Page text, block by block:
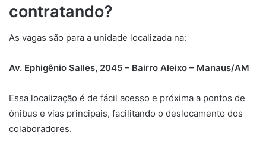
contratando?
As vagas são para a unidade localizada na:
Av. Ephigênio Salles, 2045 – Bairro Aleixo – Manaus/AM
Essa localização é de fácil acesso e próxima a pontos de
ônibus e vias principais, facilitando o deslocamento dos
colaboradores.